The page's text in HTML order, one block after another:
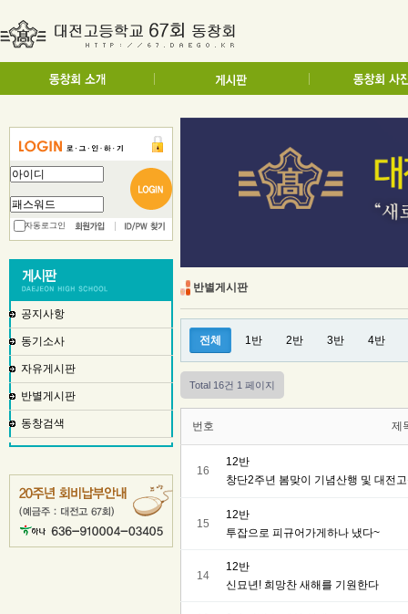
자동로그인
공지사항
동기소사
자유게시판
반별게시판
동창검색
반별게시판
전체 1반 2반 3반 4반
Total 16건 1 페이지
번호 제
16
12반
창단2주년 봄맞이 기념산행 및 대전
15
12반
투잡으로 피규어가게하나 냈다~
14
12반
신묘년! 희망찬 새해를 기원한다